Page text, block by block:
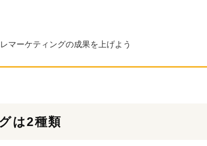
マーケティングの成果を上げよう
は2種類